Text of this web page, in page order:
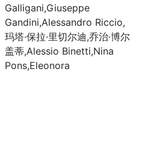
Galligani,Giuseppe
Gandini,Alessandro Riccio,
玛塔·保拉·里切尔迪,乔治·博尔
盖蒂,Alessio Binetti,Nina
Pons,Eleonora